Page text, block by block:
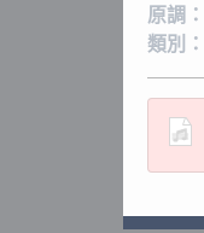
原調：
類別：